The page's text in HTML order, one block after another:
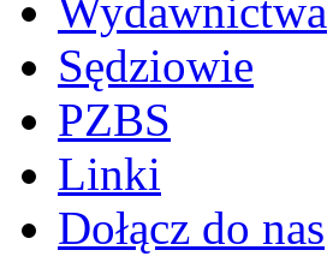
Wydawnictwa
Sędziowie
PZBS
Linki
Dołącz do nas